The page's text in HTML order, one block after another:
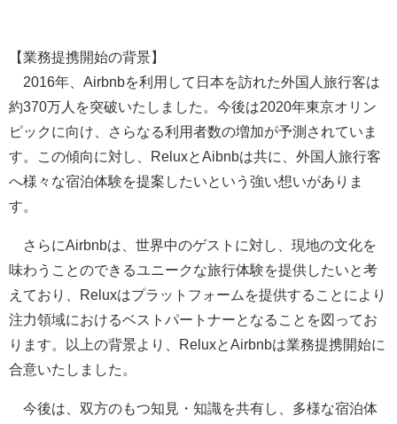
【業務提携開始の背景】
2016年、Airbnbを利用して日本を訪れた外国人旅行客は
約370万人を突破いたしました。今後は2020年東京オリン
ピックに向け、さらなる利用者数の増加が予測されていま
す。この傾向に対し、ReluxとAibnbは共に、外国人旅行客
へ様々な宿泊体験を提案したいという強い想いがありま
す。
さらにAirbnbは、世界中のゲストに対し、現地の文化を
味わうことのできるユニークな旅行体験を提供したいと考
えており、Reluxはプラットフォームを提供することにより
注力領域におけるベストパートナーとなることを図ってお
ります。以上の背景より、ReluxとAirbnbは業務提携開始に
合意いたしました。
今後は、双方のもつ知見・知識を共有し、多様な宿泊体